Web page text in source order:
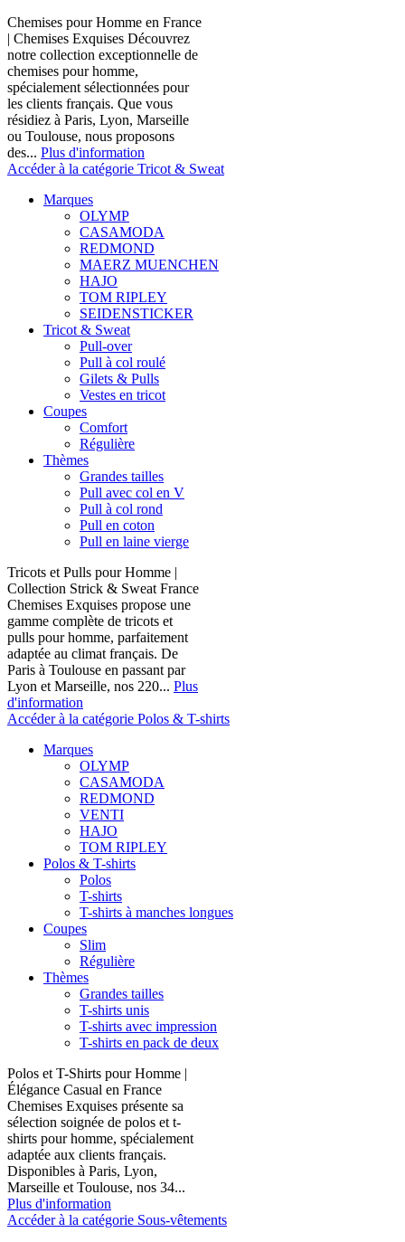
Chemises pour Homme en France
| Chemises Exquises Découvrez
notre collection exceptionnelle de
chemises pour homme,
spécialement sélectionnées pour
les clients français. Que vous
résidiez à Paris, Lyon, Marseille
ou Toulouse, nous proposons
des... Plus d'information
Accéder à la catégorie Tricot & Sweat
Marques
OLYMP
CASAMODA
REDMOND
MAERZ MUENCHEN
HAJO
TOM RIPLEY
SEIDENSTICKER
Tricot & Sweat
Pull-over
Pull à col roulé
Gilets & Pulls
Vestes en tricot
Coupes
Comfort
Régulière
Thèmes
Grandes tailles
Pull avec col en V
Pull à col rond
Pull en coton
Pull en laine vierge
Tricots et Pulls pour Homme |
Collection Strick & Sweat France
Chemises Exquises propose une
gamme complète de tricots et
pulls pour homme, parfaitement
adaptée au climat français. De
Paris à Toulouse en passant par
Lyon et Marseille, nos 220... Plus
d'information
Accéder à la catégorie Polos & T-shirts
Marques
OLYMP
CASAMODA
REDMOND
VENTI
HAJO
TOM RIPLEY
Polos & T-shirts
Polos
T-shirts
T-shirts à manches longues
Coupes
Slim
Régulière
Thèmes
Grandes tailles
T-shirts unis
T-shirts avec impression
T-shirts en pack de deux
Polos et T-Shirts pour Homme |
Élégance Casual en France
Chemises Exquises présente sa
sélection soignée de polos et t-
shirts pour homme, spécialement
adaptée aux clients français.
Disponibles à Paris, Lyon,
Marseille et Toulouse, nos 34...
Plus d'information
Accéder à la catégorie Sous-vêtements